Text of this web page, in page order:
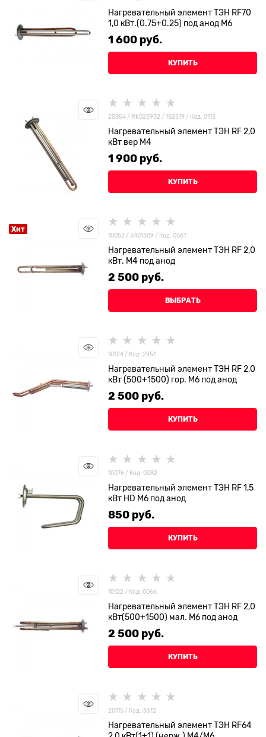
Нагревательный элемент ТЭН RF70
1,0 кВт.(0.75+0.25) под анод М6
1 600 руб.
КУПИТЬ
20854 / RK023932 / 182519 / Код: 0113
Нагревательный элемент ТЭН RF 2,0
кВт вер М4
1 900 руб.
КУПИТЬ
Хит
10052 / 3401309 / Код: 0061
Нагревательный элемент ТЭН RF 2,0
кВт. М4 под анод
2 500 руб.
ВЫБРАТЬ
10124 / Код: 2951
Нагревательный элемент ТЭН RF 2,0
кВт (500+1500) гор. М6 под анод
2 500 руб.
КУПИТЬ
10076 / Код: 0082
Нагревательный элемент ТЭН RF 1,5
кВт HD M6 под анод
850 руб.
КУПИТЬ
10122 / Код: 0066
Нагревательный элемент ТЭН RF 2,0
кВт(500+1500) мал. М6 под анод
2 500 руб.
КУПИТЬ
20115 / Код: 3872
Нагревательный элемент ТЭН RF64